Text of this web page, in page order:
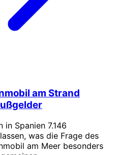
am Strand
in Spanien 7.146
was die Frage des
am Meer besonders